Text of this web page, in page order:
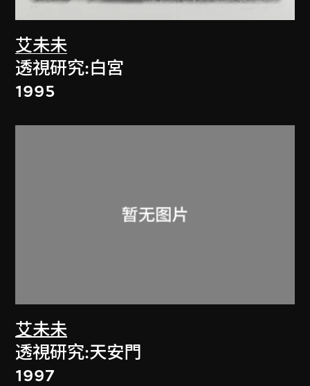
艾未未
透視研究:白宮
1995
艾未未
透視研究:天安門
1997